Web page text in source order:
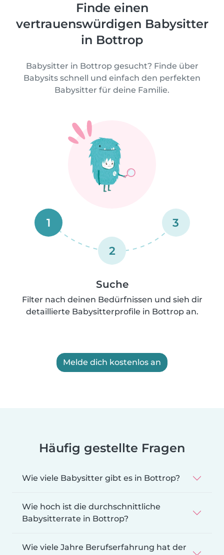
Finde einen
vertrauenswürdigen Babysitter
in Bottrop
Babysitter in Bottrop gesucht? Finde über
Babysits schnell und einfach den perfekten
Babysitter für deine Familie.
1
2
3
Suche
Filter nach deinen Bedürfnissen und sieh dir
detaillierte Babysitterprofile in Bottrop an.
Melde dich kostenlos an
Häufig gestellte Fragen
Wie viele Babysitter gibt es in Bottrop?
Wie hoch ist die durchschnittliche
Babysitterrate in Bottrop?
Wie viele Jahre Berufserfahrung hat der